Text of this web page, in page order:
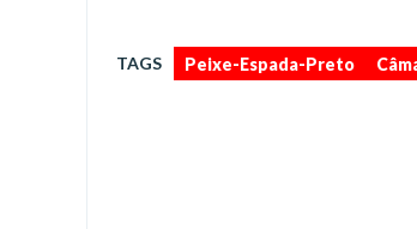
TAGS Peixe-Espada-Preto